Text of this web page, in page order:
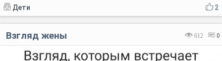
2
Дети
612 0
Взгляд жены